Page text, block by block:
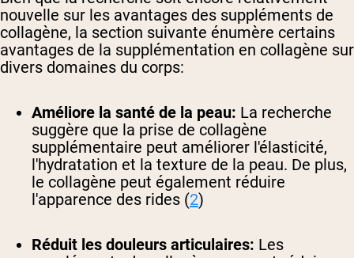
nouvelle sur les avantages des suppléments de
collagène, la section suivante énumère certains
avantages de la supplémentation en collagène sur
divers domaines du corps:
Améliore la santé de la peau: La recherche
suggère que la prise de collagène
supplémentaire peut améliorer l'élasticité,
l'hydratation et la texture de la peau. De plus,
le collagène peut également réduire
l'apparence des rides (2)
Réduit les douleurs articulaires: Les